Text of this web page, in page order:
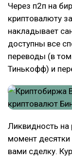
Через п2п на
криптовалюту
накладывает
доступны все
переводы (в
Тинькофф) и
Ликвидность на
момент десятки
вами сделку.